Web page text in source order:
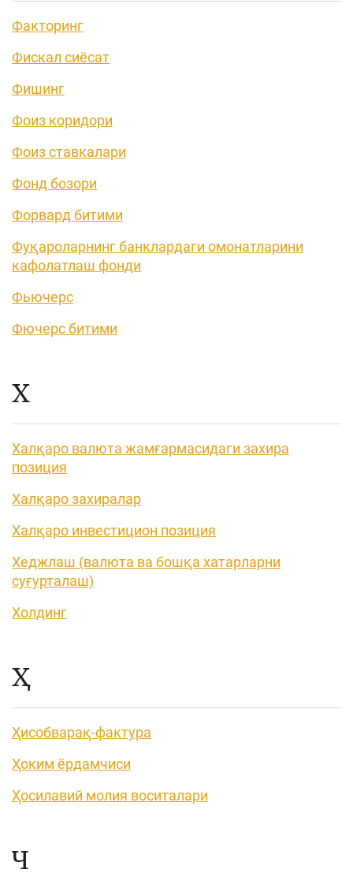
Факторинг
Фискал сиёсат
Фишинг
Фоиз коридори
Фоиз ставкалари
Фонд бозори
Форвард битими
Фуқароларнинг банклардаги омонатларини
кафолатлаш фонди
Фьючерс
Фючерс битими
Х
Халқаро валюта жамғармасидаги захира
позиция
Халқаро захиралар
Халқаро инвестицион позиция
Хеджлаш (валюта ва бошқа хатарларни
суғурталаш)
Холдинг
Ҳ
Ҳисобварақ-фактура
Ҳоким ёрдамчиси
Ҳосилавий молия воситалари
Ч